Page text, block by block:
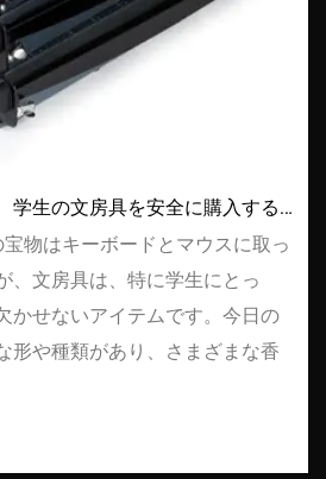
文房具とは何ですか、学生の文房具を安全に購入する方法
物はキーボードとマウスに取っ
、文房具は、特に学生にとっ
かせないアイテムです。今日の
形や種類があり、さまざまな香